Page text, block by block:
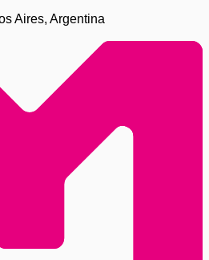
Aires, Argentina